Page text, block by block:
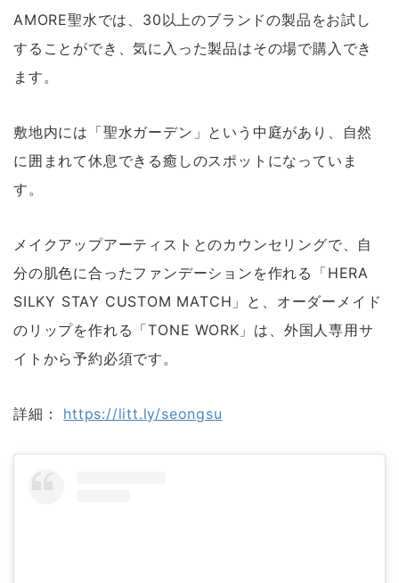
AMORE聖水では、30以上のブランドの製品をお試し
することができ、気に入った製品はその場で購入でき
ます。
敷地内には「聖水ガーデン」という中庭があり、自然
に囲まれて休息できる癒しのスポットになっていま
す。
メイクアップアーティストとのカウンセリングで、自
分の肌色に合ったファンデーションを作れる「HERA
SILKY STAY CUSTOM MATCH」と、オーダーメイド
のリップを作れる「TONE WORK」は、外国人専用サ
イトから予約必須です。
詳細： https://litt.ly/seongsu